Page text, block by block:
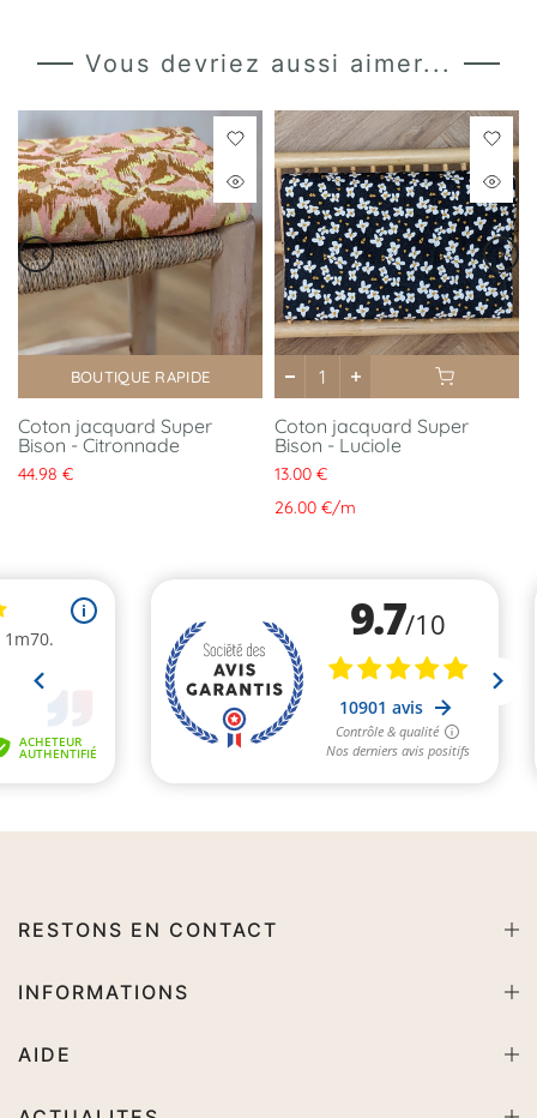
Vous devriez aussi aimer...
BOUTIQUE RAPIDE
Coton jacquard Super
Bison - Citronnade
44.98 €
Coton jacquard Super
Bison - Luciole
13.00 €
26.00 €/m
RESTONS EN CONTACT
INFORMATIONS
AIDE